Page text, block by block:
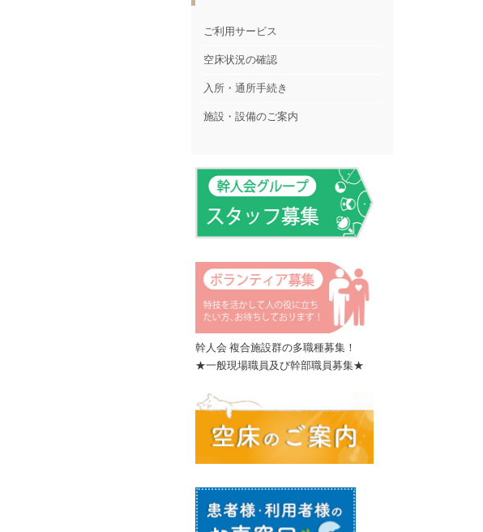
ご利用サービス
空床状況の確認
入所・通所手続き
施設・設備のご案内
幹人会 複合施設群の多職種募集！
★一般現場職員及び幹部職員募集★